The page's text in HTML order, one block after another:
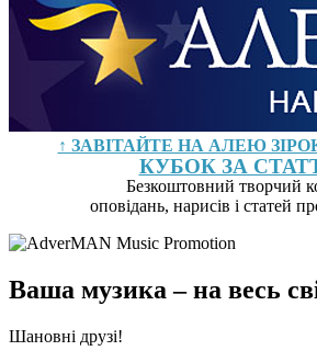
↑ ЗАВІТАЙТЕ НА АЛЕЮ
КУБОК ЗА
Безкоштовний творчий
оповідань, нарисів і статей
Ваша музика – на весь
Шановні друзі!